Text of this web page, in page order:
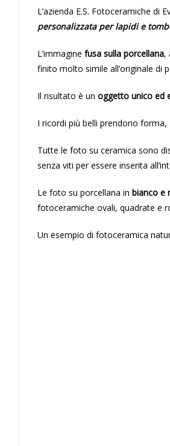
L’azienda E.S. Fotoceramiche di
personalizzata per lapidi e
L’immagine fusa sulla porcellana,
finito molto simile all’originale di
Il risultato è un oggetto unico ed
I ricordi più belli prendono
Tutte le foto su ceramica sono
senza viti per essere inserita
Le foto su porcellana in bianco e
fotoceramiche ovali, quadrate e
Un esempio di fotoceramica